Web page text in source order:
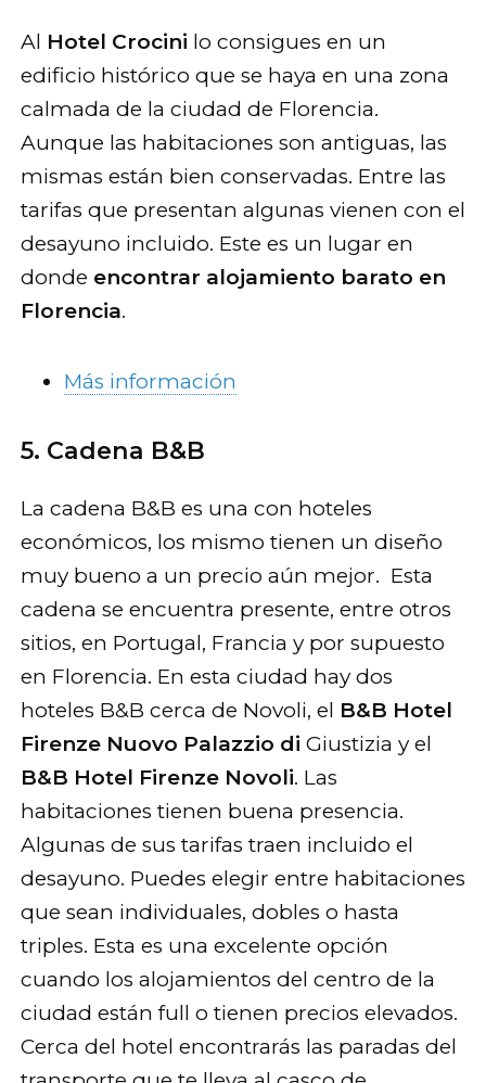
Al Hotel Crocini lo consigues en un
edificio histórico que se haya en una zona
calmada de la ciudad de Florencia.
Aunque las habitaciones son antiguas, las
mismas están bien conservadas. Entre las
tarifas que presentan algunas vienen con el
desayuno incluido. Este es un lugar en
donde encontrar alojamiento barato en
Florencia.
Más información
5. Cadena B&B
La cadena B&B es una con hoteles
económicos, los mismo tienen un diseño
muy bueno a un precio aún mejor. Esta
cadena se encuentra presente, entre otros
sitios, en Portugal, Francia y por supuesto
en Florencia. En esta ciudad hay dos
hoteles B&B cerca de Novoli, el B&B Hotel
Firenze Nuovo Palazzio di Giustizia y el
B&B Hotel Firenze Novoli. Las
habitaciones tienen buena presencia.
Algunas de sus tarifas traen incluido el
desayuno. Puedes elegir entre habitaciones
que sean individuales, dobles o hasta
triples. Esta es una excelente opción
cuando los alojamientos del centro de la
ciudad están full o tienen precios elevados.
Cerca del hotel encontrarás las paradas del